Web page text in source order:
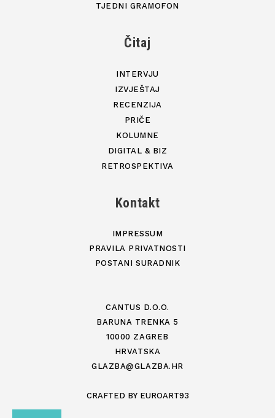
TJEDNI GRAMOFON
Čitaj
INTERVJU
IZVJEŠTAJ
RECENZIJA
PRIČE
KOLUMNE
DIGITAL & BIZ
RETROSPEKTIVA
Kontakt
IMPRESSUM
PRAVILA PRIVATNOSTI
POSTANI SURADNIK
CANTUS D.O.O.
BARUNA TRENKA 5
10000 ZAGREB
HRVATSKA
GLAZBA@GLAZBA.HR
CRAFTED BY EUROART93